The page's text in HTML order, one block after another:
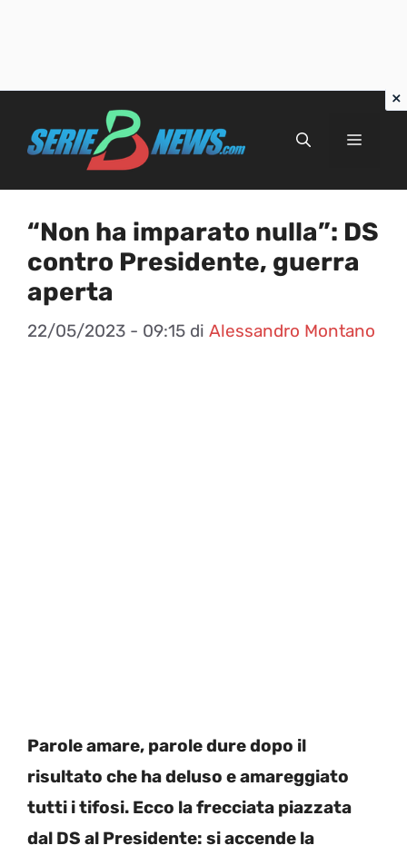
Menu
“Non ha imparato nulla”: DS
contro Presidente, guerra
aperta
22/05/2023 - 09:15 di Alessandro Montano
Parole amare, parole dure dopo il
risultato che ha deluso e amareggiato
tutti i tifosi. Ecco la frecciata piazzata
dal DS al Presidente: si accende la